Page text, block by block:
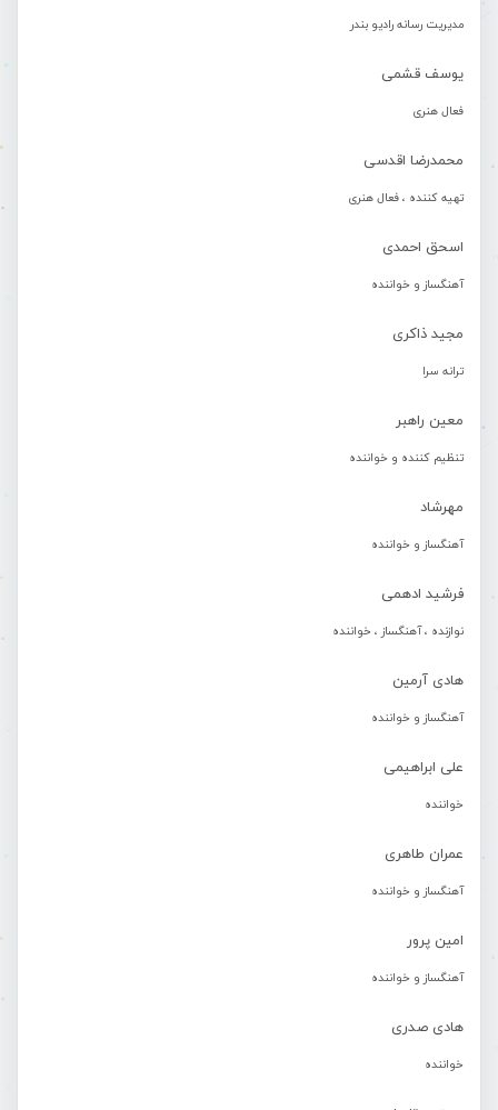
مدیریت رسانه رادیو بندر
یوسف قشمی
فعال هنری
محمدرضا اقدسی
تهیه کننده ، فعال هنری
اسحق احمدی
آهنگساز و خواننده
مجید ذاکری
ترانه سرا
معین راهبر
تنظیم کننده و خواننده
مهرشاد
آهنگساز و خواننده
فرشید ادهمی
نوازنده ، آهنگساز ، خواننده
هادی آرمین
آهنگساز و خواننده
علی ابراهیمی
خواننده
عمران طاهری
آهنگساز و خواننده
امین پرور
آهنگساز و خواننده
هادی صدری
خواننده